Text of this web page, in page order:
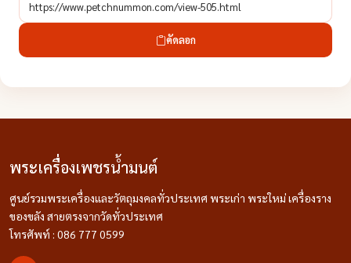
คัดลอก
พระเครื่องเพชรน้ำมนต์
ศูนย์รวมพระเครื่องและวัตถุมงคลทั่วประเทศ พระเก่า พระใหม่ เครื่องราง
ของขลัง สายตรงจากวัดทั่วประเทศ
โทรศัพท์ : 086 777 0599